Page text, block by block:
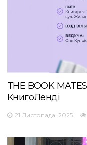
THE BOOK
КнигоЛенді
21 Листопада, 2025